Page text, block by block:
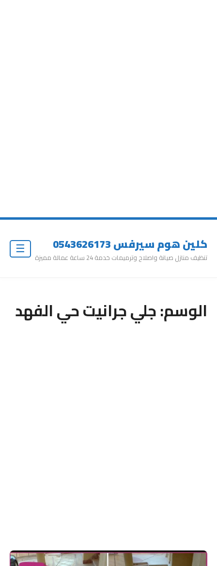
كلين هوم سيرفس 0543626173
تنظيف منازل صيانة واصلاح وترميمات خدمة 24 ساعة عمالة مميزة
الوسم:جلي جرانيت حي الفهد